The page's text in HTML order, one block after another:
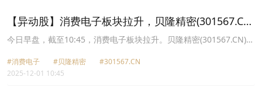
【异动股】消费电子板块拉升，贝隆精密(301567.CN)
涨20.0%
今日早盘，截至10:45，消费电子板块拉升。贝隆精密(301567.CN)涨
科技(688260.CN)涨10.92%报47.42元，传音控股(688036.CN)涨
10.12%报70.6元，福蓉科技(603327.CN)涨10.01%报10.99元，美格
#消费电子 #贝隆精密
#301567.CN
2025-12-01 10:45